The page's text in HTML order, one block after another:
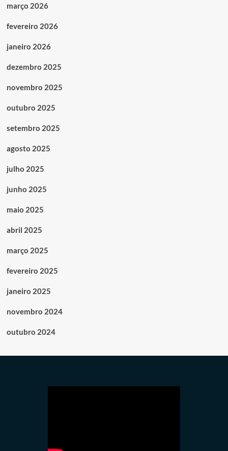
março 2026
fevereiro 2026
janeiro 2026
dezembro 2025
novembro 2025
outubro 2025
setembro 2025
agosto 2025
julho 2025
junho 2025
maio 2025
abril 2025
março 2025
fevereiro 2025
janeiro 2025
novembro 2024
outubro 2024